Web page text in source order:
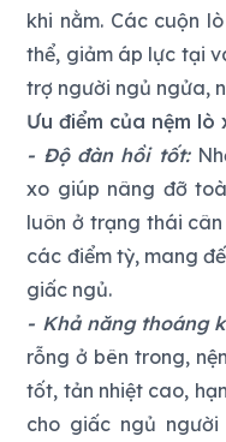
khi nằm. Các cuộn
thể, giảm áp lực tại
trợ người ngủ ngửa,
Ưu điểm của nệm lò
- Độ đàn hồi tốt:
xo giúp nâng đỡ
luôn ở trạng thái
các điểm tỳ, mang
giấc ngủ.
- Khả năng thoáng
rỗng ở bên trong,
tốt, tản nhiệt cao,
cho giấc ngủ